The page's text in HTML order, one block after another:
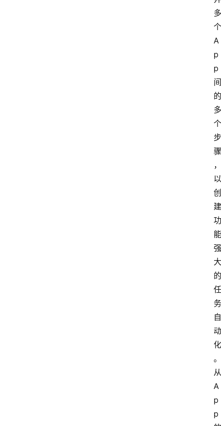
多
个
A
p
p
间
的
多
个
步
骤
，
以
创
建
功
能
强
大
的
任
务
自
动
化
。
从
A
p
p